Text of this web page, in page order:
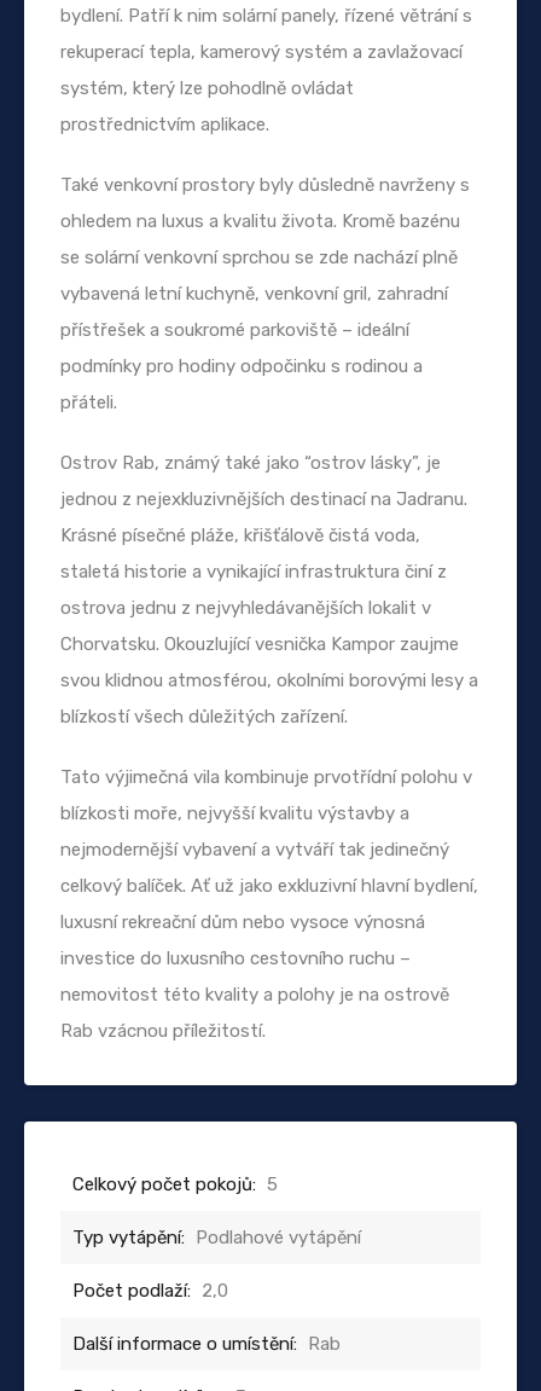
bydlení. Patří k nim solární panely, řízené větrání s
rekuperací tepla, kamerový systém a zavlažovací
systém, který lze pohodlně ovládat
prostřednictvím aplikace.
Také venkovní prostory byly důsledně navrženy s
ohledem na luxus a kvalitu života. Kromě bazénu
se solární venkovní sprchou se zde nachází plně
vybavená letní kuchyně, venkovní gril, zahradní
přístřešek a soukromé parkoviště – ideální
podmínky pro hodiny odpočinku s rodinou a
přáteli.
Ostrov Rab, známý také jako “ostrov lásky”, je
jednou z nejexkluzivnějších destinací na Jadranu.
Krásné písečné pláže, křišťálově čistá voda,
staletá historie a vynikající infrastruktura činí z
ostrova jednu z nejvyhledávanějších lokalit v
Chorvatsku. Okouzlující vesnička Kampor zaujme
svou klidnou atmosférou, okolními borovými lesy a
blízkostí všech důležitých zařízení.
Tato výjimečná vila kombinuje prvotřídní polohu v
blízkosti moře, nejvyšší kvalitu výstavby a
nejmodernější vybavení a vytváří tak jedinečný
celkový balíček. Ať už jako exkluzivní hlavní bydlení,
luxusní rekreační dům nebo vysoce výnosná
investice do luxusního cestovního ruchu –
nemovitost této kvality a polohy je na ostrově
Rab vzácnou příležitostí.
Celkový počet pokojů: 5
Typ vytápění: Podlahové vytápění
Počet podlaží: 2,0
Další informace o umístění: Rab